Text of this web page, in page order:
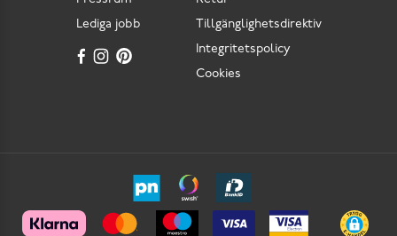
Tillgänglighetsdirektiv
Integritetspolicy
Cookies
Lediga jobb